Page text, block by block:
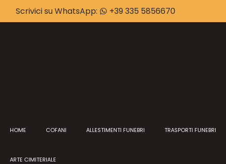
Scrivici su WhatsApp: +39 335 5856670
HOME COFANI ALLESTIMENTI FUNEBRI TRASPORTI FUNEBRI
ARTE CIMITERIALE